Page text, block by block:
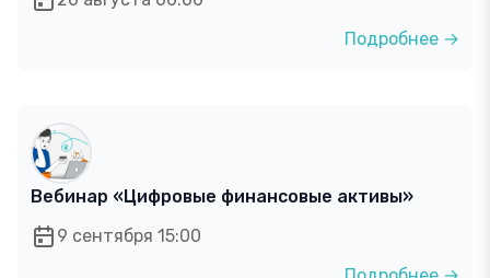
Подробнее →
Вебинар «Цифровые финансовые активы»
9 сентября 15:00